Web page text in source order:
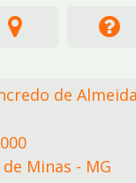
de
Minas - MG